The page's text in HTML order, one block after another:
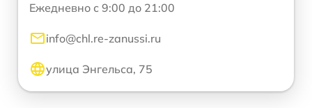
Ежедневно с 9:00 до 21:00
info@chl.re-zanussi.ru
улица Энгельса, 75